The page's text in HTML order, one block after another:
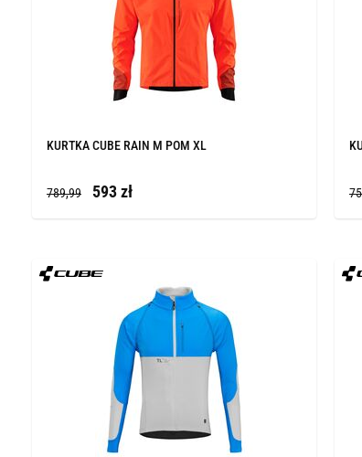
KURTKA CUBE RAIN M POM XL
789,99 593 zł